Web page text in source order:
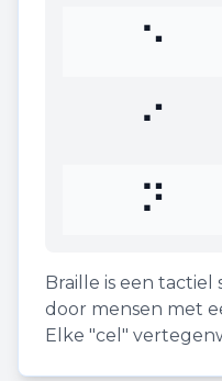
⠑
⠊
⠝
Braille is een
door mensen met
Elke "cel"